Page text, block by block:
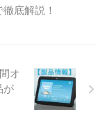
底解説！
オ
が